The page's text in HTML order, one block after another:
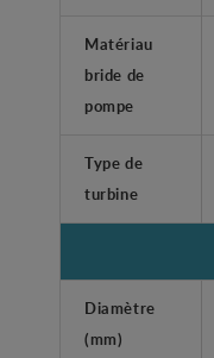
Matériau
bride de
pompe
Type de
turbine
Diamètre
(mm)